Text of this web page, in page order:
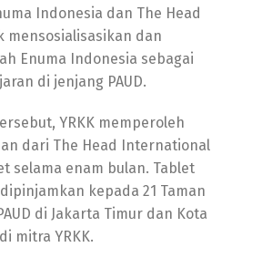
Indonesia dan The Head
dan
Enuma Indonesia sebagai
di jenjang PAUD.
YRKK memperoleh
dari The Head International
selama enam bulan. Tablet
kepada 21 Taman
di Jakarta Timur dan Kota
mitra YRKK.